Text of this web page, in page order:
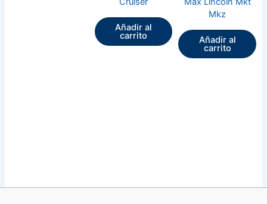
Añadir al
carrito
Mkz
Añadir al
carrito